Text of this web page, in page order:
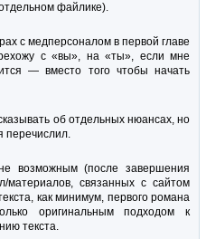
файлике).
с медперсоналом в первой главе
с «вы», на «ты», если мне
— вместо того чтобы начать
об отдельных нюансах, но
перечислил.
возможным (после завершения
материалов, связанных с сайтом
как минимум, первого романа
оригинальным подходом к
текста.